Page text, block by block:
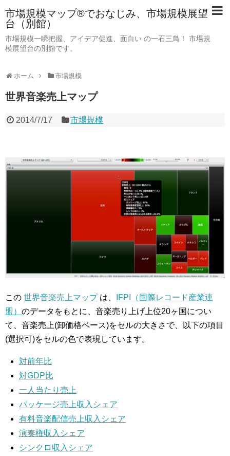
市場規模マップ®でおなじみ、市場規模展望
台（別館）
市場規模一瞬把握、アイデア促進、面白い の一石三鳥！ 市場規
模展望台の別館です。
ホーム 市場規模
世界音楽売上マップ
2014/7/17 市場規模
この 世界音楽売上マップは、
IFPI（国際レコード産業連
盟） のデータをもとに、音楽売り上げ上位20ヶ国につい
て、音楽売上(卸価格ベース)をセルの大きさで、以下の項目
(選択可)をセルの色で表現しています。
対前年比
対GDP比
一人当たり売上
パッケージ売上収入シェア
有料音楽配信売上収入シェア
演奏権収入シェア
シンクロ収入シェア